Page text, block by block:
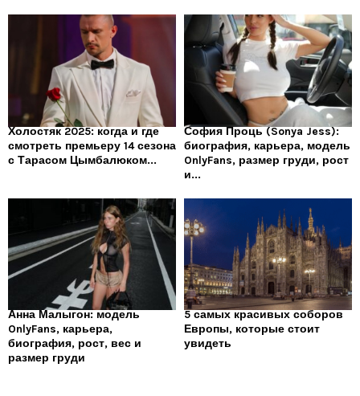
Холостяк 2025: когда и где
смотреть премьеру 14 сезона
с Тарасом Цымбалюком...
София Проць (Sonya Jess):
биография, карьера, модель
OnlyFans, размер груди, рост
и...
Анна Малыгон: модель
OnlyFans, карьера,
биография, рост, вес и
размер груди
5 самых красивых соборов
Европы, которые стоит
увидеть